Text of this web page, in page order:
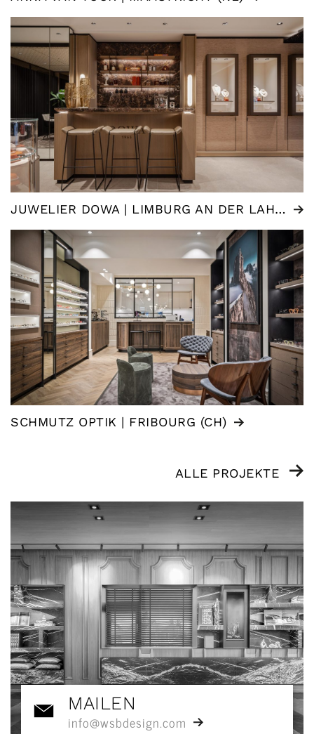
JUWELIER DOWA | LIMBURG AN DER LAHN (DE)
SCHMUTZ OPTIK | FRIBOURG (CH)
ALLE PROJEKTE
MAILEN
info@wsbdesign.com